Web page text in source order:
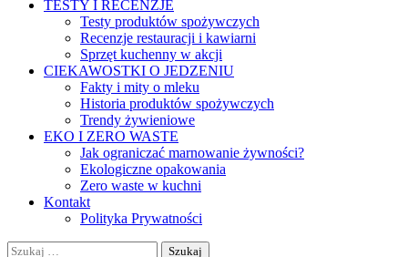
TESTY I RECENZJE
Testy produktów spożywczych
Recenzje restauracji i kawiarni
Sprzęt kuchenny w akcji
CIEKAWOSTKI O JEDZENIU
Fakty i mity o mleku
Historia produktów spożywczych
Trendy żywieniowe
EKO I ZERO WASTE
Jak ograniczać marnowanie żywności?
Ekologiczne opakowania
Zero waste w kuchni
Kontakt
Polityka Prywatności
Szukaj: